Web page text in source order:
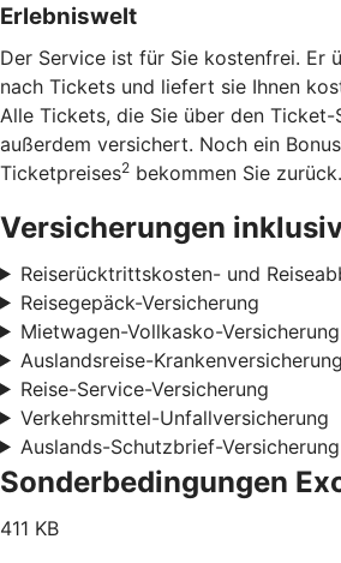
Erlebniswelt
Der Service ist für Sie kostenfrei. Er
nach Tickets und liefert sie Ihnen
Alle Tickets, die Sie über den
außerdem versichert. Noch ein
Ticketpreises2 bekommen Sie zurück.
Versicherungen
Reiserücktrittskosten- und
Reisegepäck-Versicherung
Mietwagen-Vollkasko-Versicherung
Auslandsreise-Krankenversicherung
Reise-Service-Versicherung
Verkehrsmittel-Unfallversicherung
Auslands-Schutzbrief-Versicherung
Sonderbedingungen
411 KB